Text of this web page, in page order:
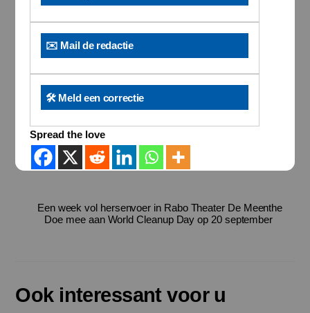
✉️ Mail de redactie
🛠️ Meld een correctie
Spread the love
Een week vol hersenvoer in Rabo Theater De Meenthe
Doe mee aan World Cleanup Day op 20 september
Ook interessant voor u